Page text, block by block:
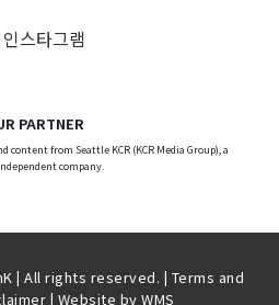
스타그램
PARTNER
from Seattle KCR (KCR Media Group), a
company.
| All rights reserved. | Terms and
| Website byWMS